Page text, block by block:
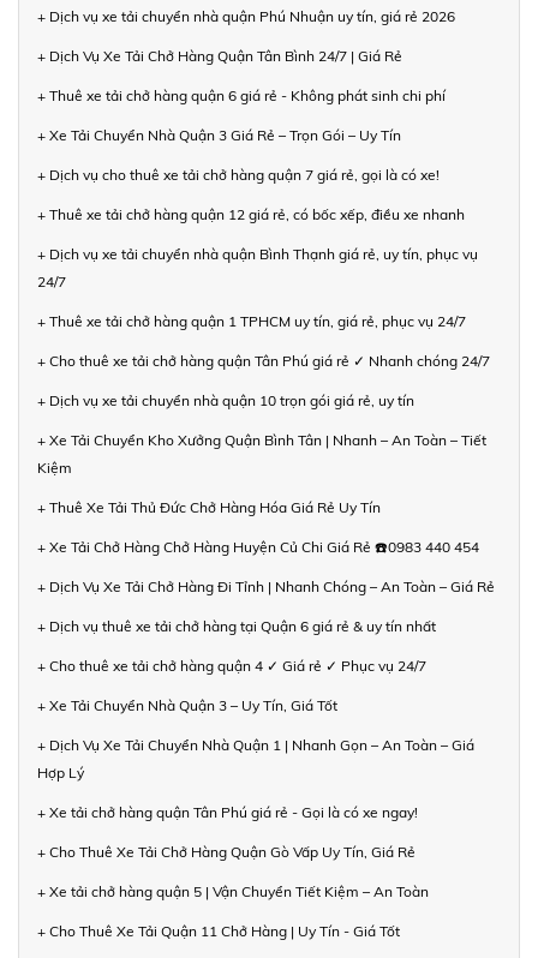
+ Dịch vụ xe tải chuyển nhà quận Phú Nhuận uy tín, giá rẻ 2026
+ Dịch Vụ Xe Tải Chở Hàng Quận Tân Bình 24/7 | Giá Rẻ
+ Thuê xe tải chở hàng quận 6 giá rẻ - Không phát sinh chi phí
+ Xe Tải Chuyển Nhà Quận 3 Giá Rẻ – Trọn Gói – Uy Tín
+ Dịch vụ cho thuê xe tải chở hàng quận 7 giá rẻ, gọi là có xe!
+ Thuê xe tải chở hàng quận 12 giá rẻ, có bốc xếp, điều xe nhanh
+ Dịch vụ xe tải chuyển nhà quận Bình Thạnh giá rẻ, uy tín, phục vụ
24/7
+ Thuê xe tải chở hàng quận 1 TPHCM uy tín, giá rẻ, phục vụ 24/7
+ Cho thuê xe tải chở hàng quận Tân Phú giá rẻ ✓ Nhanh chóng 24/7
+ Dịch vụ xe tải chuyển nhà quận 10 trọn gói giá rẻ, uy tín
+ Xe Tải Chuyển Kho Xưởng Quận Bình Tân | Nhanh – An Toàn – Tiết
Kiệm
+ Thuê Xe Tải Thủ Đức Chở Hàng Hóa Giá Rẻ Uy Tín
+ Xe Tải Chở Hàng Chở Hàng Huyện Củ Chi Giá Rẻ ☎️0983 440 454
+ Dịch Vụ Xe Tải Chở Hàng Đi Tỉnh | Nhanh Chóng – An Toàn – Giá Rẻ
+ Dịch vụ thuê xe tải chở hàng tại Quận 6 giá rẻ & uy tín nhất
+ Cho thuê xe tải chở hàng quận 4 ✓ Giá rẻ ✓ Phục vụ 24/7
+ Xe Tải Chuyển Nhà Quận 3 – Uy Tín, Giá Tốt
+ Dịch Vụ Xe Tải Chuyển Nhà Quận 1 | Nhanh Gọn – An Toàn – Giá
Hợp Lý
+ Xe tải chở hàng quận Tân Phú giá rẻ - Gọi là có xe ngay!
+ Cho Thuê Xe Tải Chở Hàng Quận Gò Vấp Uy Tín, Giá Rẻ
+ Xe tải chở hàng quận 5 | Vận Chuyển Tiết Kiệm – An Toàn
+ Cho Thuê Xe Tải Quận 11 Chở Hàng | Uy Tín - Giá Tốt